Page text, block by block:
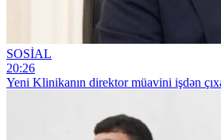
SOSİAL
20:26
Yeni Klinikanın direktor müavini işdən